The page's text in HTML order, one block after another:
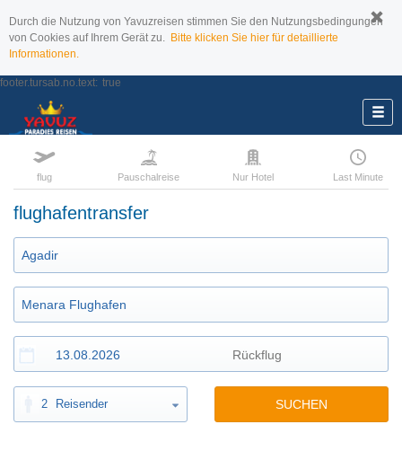
Durch die Nutzung von Yavuzreisen stimmen Sie den Nutzungsbedingungen
von Cookies auf Ihrem Gerät zu. Bitte klicken Sie hier für detaillierte
Informationen.
footer.tursab.no.text: true
flug Pauschalreise Nur Hotel Last Minute
flughafentransfer
2 Reisender SUCHEN